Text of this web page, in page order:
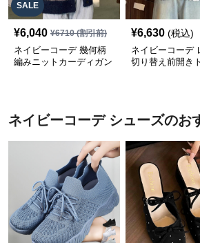
SALE
¥6,040 ¥6710(割引前)
ネイビーコーデ 幾何柄
編みニットカーディガン
¥6,630 (税込)
ネイビーコーデ
切り替え前開き
ネイビーコーデ シューズのお